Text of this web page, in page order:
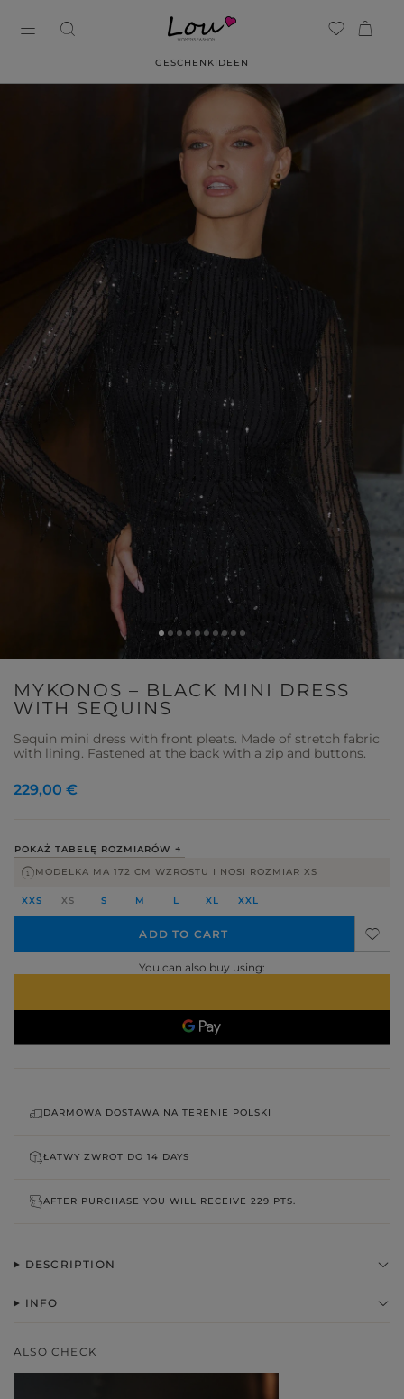
GESCHENKIDEEN
MYKONOS – BLACK MINI DRESS
WITH SEQUINS
Sequin mini dress with front pleats. Made of stretch fabric
with lining. Fastened at the back with a zip and buttons.
POKAŻ TABELĘ ROZMIARÓW
MODELKA MA 172 CM WZROSTU I NOSI ROZMIAR XS
XXS XS S M L XL XXL
ADD TO CART
You can also buy using:
229,00 €
DARMOWA DOSTAWA NA TERENIE POLSKI
ŁATWY ZWROT DO 14 DAYS
AFTER PURCHASE YOU WILL RECEIVE 229 PTS.
DESCRIPTION
INFO
ALSO CHECK